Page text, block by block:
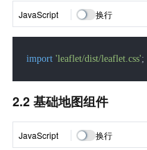
JavaScript 换行
import 'leaflet/dist/leaflet.css';
2.2 基础地图组件
JavaScript 换行